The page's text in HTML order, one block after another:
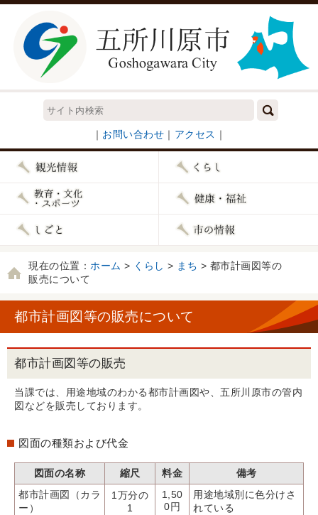
｜ お問い合わせ ｜ アクセス ｜
現在の位置： ホーム > くらし > まち > 都市計画図等の
販売について
都市計画図等の販売について
都市計画図等の販売
当課では、用途地域のわかる都市計画図や、五所川原市の管内
図などを販売しております。
図面の種類および代金
図面の名称 縮尺 料金
備考
都市計画図（カラ
ー）
1万分の
1
1,50
0円
用途地域別に色分けさ
れている